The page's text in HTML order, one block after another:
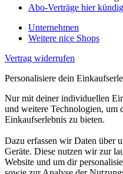
Abo-Verträge hier
Unternehmen
Weitere nice Shops
Vertrag widerrufen
Personalisiere dein
Nur mit deiner individuellen
und weitere Technologien, um
Einkaufserlebnis zu bieten.
Dazu erfassen wir Daten über
Geräte. Diese nutzen wir zur
Website und um dir